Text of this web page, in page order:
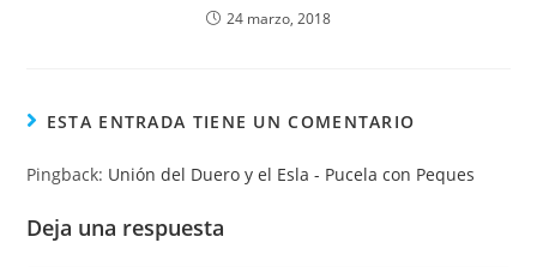
24 marzo, 2018
ESTA ENTRADA TIENE UN COMENTARIO
Pingback: Unión del Duero y el Esla - Pucela con Peques
Deja una respuesta